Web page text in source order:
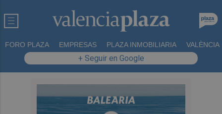
FORO PLAZA EMPRESAS PLAZA INMOBILIARIA VALÈNCIA
+ Seguir en Google